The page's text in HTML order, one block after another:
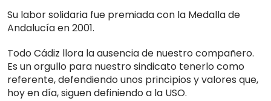
Su labor solidaria fue premiada con la Medalla de
Andalucía en 2001.
Todo Cádiz llora la ausencia de nuestro compañero.
Es un orgullo para nuestro sindicato tenerlo como
referente, defendiendo unos principios y valores que,
hoy en día, siguen definiendo a la USO.